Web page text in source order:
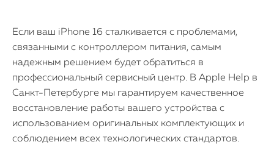
Если ваш iPhone 16 сталкивается с проблемами,
связанными с контроллером питания, самым
надежным решением будет обратиться в
профессиональный сервисный центр. В Apple Help в
Санкт-Петербурге мы гарантируем качественное
восстановление работы вашего устройства с
использованием оригинальных комплектующих и
соблюдением всех технологических стандартов.